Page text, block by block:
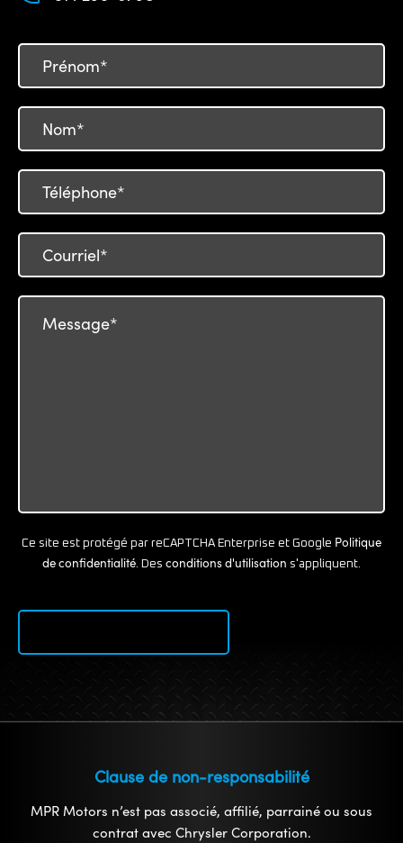
Prénom*
Nom*
Téléphone*
Courriel*
Message
Ce site est protégé par reCAPTCHA Enterprise et Google Politique
de confidentialité. Des conditions d'utilisation s'appliquent.
Clause de non-responsabilité
MPR Motors n’est pas associé, affilié, parrainé ou sous
contrat avec Chrysler Corporation.